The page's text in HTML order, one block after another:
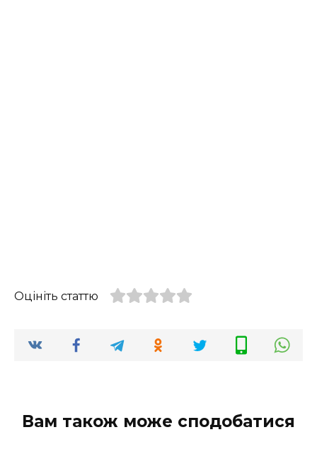
Оцініть статтю
Вам також може сподобатися